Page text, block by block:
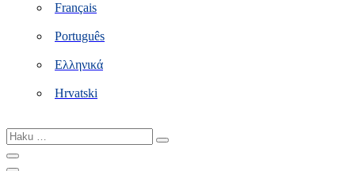
Français
Português
Ελληνικά
Hrvatski
Haku
…